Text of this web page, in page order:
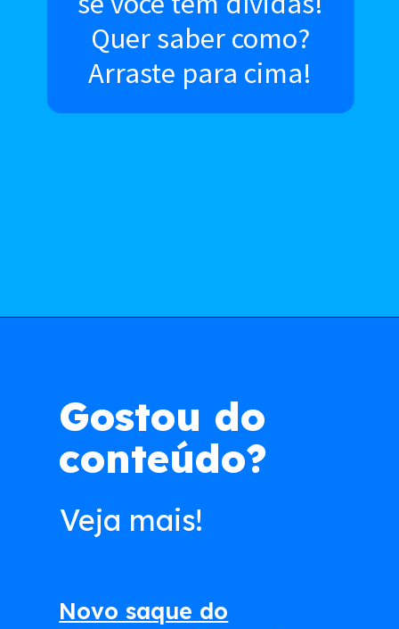
Quer saber como?
Arraste para cima!
Novo saque do
Veja mais!
Gostou do
conteúdo?